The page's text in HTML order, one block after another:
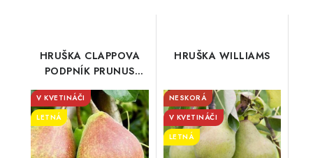
HRUŠKA CLAPPOVA
PODPNÍK PRUNUS
CAUCASICA
V KVETINÁČI
LETNÁ
HRUŠKA WILLIAMS
NESKORÁ
V KVETINÁČI
LETNÁ